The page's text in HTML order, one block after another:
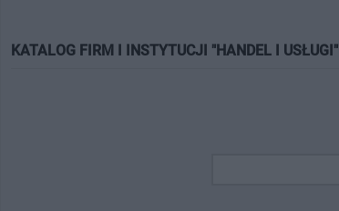
KATALOG FIRM I INSTYTUCJI "HANDEL I USŁUGI"